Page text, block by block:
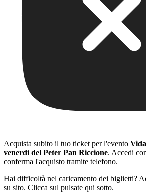
Acquista subito il tuo ticket per l'evento
venerdì del Peter Pan Riccione. Accedi
conferma l'acquisto tramite telefono.
Hai difficoltà nel caricamento dei biglietti?
su sito. Clicca sul pulsate qui sotto.